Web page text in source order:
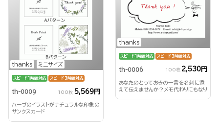
thanks ミニサイズ
スピード1時間対応 スピード3時間対応
th-0009 100枚 5,569円
ハーブのイラストがナチュラルな印象の
サンクスカード
thanks
スピード1時間対応 スピード3時間対応
th-0006 100枚 2,530円
あなたのとっておきの一言を名刺に添
えて伝えませんか？メモ代わりにもなり